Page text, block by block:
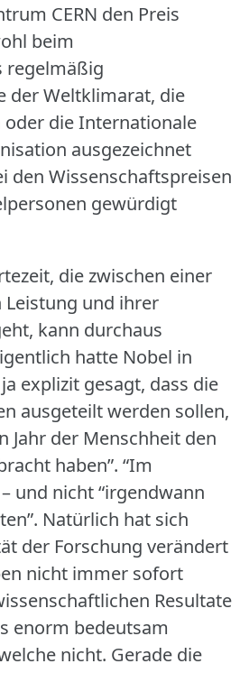
CERN den Preis
beim
regelmäßig
der Weltklimarat, die
oder die Internationale
ausgezeichnet
den Wissenschaftspreisen
gewürdigt
die zwischen einer
und ihrer
kann durchaus
hatte Nobel in
explizit gesagt, dass die
ausgeteilt werden sollen,
Jahr der Menschheit den
haben”. “Im
und nicht “irgendwann
Natürlich hat sich
der Forschung verändert
nicht immer sofort
Resultate
enorm bedeutsam
nicht. Gerade die